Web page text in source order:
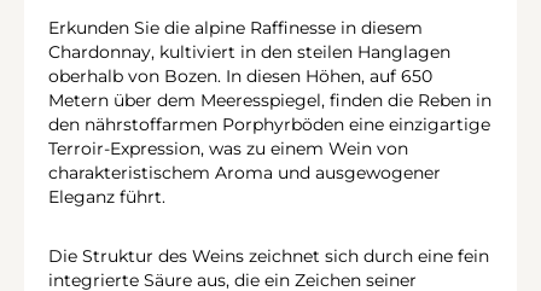
Erkunden Sie die alpine Raffinesse in diesem
Chardonnay, kultiviert in den steilen Hanglagen
oberhalb von Bozen. In diesen Höhen, auf 650
Metern über dem Meeresspiegel, finden die Reben in
den nährstoffarmen Porphyrböden eine einzigartige
Terroir-Expression, was zu einem Wein von
charakteristischem Aroma und ausgewogener
Eleganz führt.
Die Struktur des Weins zeichnet sich durch eine fein
integrierte Säure aus, die ein Zeichen seiner